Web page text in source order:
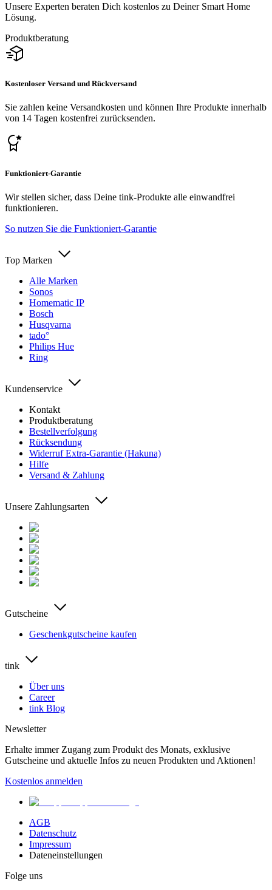
Unsere Experten beraten Dich kostenlos zu Deiner Smart Home
Lösung.
Produktberatung
Kostenloser Versand und Rückversand
Sie zahlen keine Versandkosten und können Ihre Produkte innerhalb
von 14 Tagen kostenfrei zurücksenden.
Funktioniert-Garantie
Wir stellen sicher, dass Deine tink-Produkte alle einwandfrei
funktionieren.
So nutzen Sie die Funktioniert-Garantie
Top Marken
Alle Marken
Sonos
Homematic IP
Bosch
Husqvarna
tado°
Philips Hue
Ring
Kundenservice
Kontakt
Produktberatung
Bestellverfolgung
Rücksendung
Widerruf Extra-Garantie (Hakuna)
Hilfe
Versand & Zahlung
Unsere Zahlungsarten
Gutscheine
Geschenkgutscheine kaufen
tink
Über uns
Career
tink Blog
Newsletter
Erhalte immer Zugang zum Produkt des Monats, exklusive
Gutscheine und aktuelle Infos zu neuen Produkten und Aktionen!
Kostenlos anmelden
AGB
Datenschutz
Impressum
Dateneinstellungen
Folge uns